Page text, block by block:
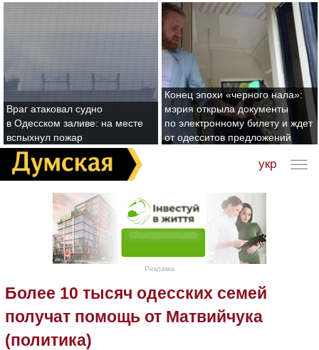
Враг атаковал судно
в Одесском заливе: на месте
вспыхнул пожар
Конец эпохи «черного нала»:
мэрия открыла документы
по электронному билету и ждет
от одесситов предложений
укр
Реклама
Более 10 тысяч одесских семей
получат помощь от Матвийчука
(политика)